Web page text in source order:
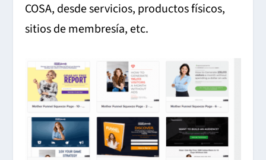
COSA, desde servicios, productos físicos,
sitios de membresía, etc.